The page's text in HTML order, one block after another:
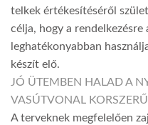
telkek értékesítéséről
célja, hogy a
leghatékonyabban
készít elő.
JÓ ÜTEMBEN HALAD A
VASÚTVONAL
A terveknek megfelelően